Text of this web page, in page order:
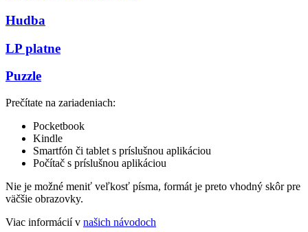
Hudba
LP platne
Puzzle
Prečítate na zariadeniach:
Pocketbook
Kindle
Smartfón či tablet s príslušnou aplikáciou
Počítač s príslušnou aplikáciou
Nie je možné meniť veľkosť písma, formát je preto vhodný skôr pre
väčšie obrazovky.
Viac informácií v našich návodoch